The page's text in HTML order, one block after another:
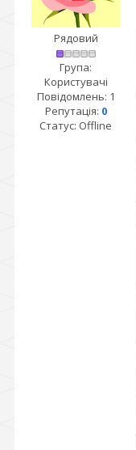
Рядовий
Група:
Користувачі
Повідомлень: 1
Репутація: 0
Статус: Offline